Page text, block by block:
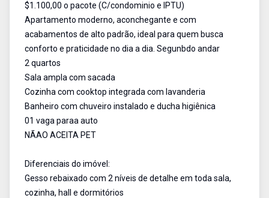
$1.100,00 o pacote (C/condominio e IPTU)
Apartamento moderno, aconchegante e com
acabamentos de alto padrão, ideal para quem busca
conforto e praticidade no dia a dia. Segunbdo andar
2 quartos
Sala ampla com sacada
Cozinha com cooktop integrada com lavanderia
Banheiro com chuveiro instalado e ducha higiênica
01 vaga paraa auto
NÃAO ACEITA PET
Diferenciais do imóvel:
Gesso rebaixado com 2 níveis de detalhe em toda sala,
cozinha, hall e dormitórios